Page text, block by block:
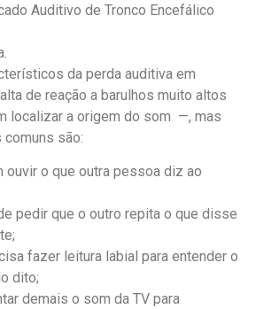
Auditivo de Tronco Encefálico
da perda auditiva em
de reação a barulhos muito altos
localizar a origem do som —, mas
são:
ouvir o que outra pessoa diz ao
pedir que o outro repita o que disse
fazer leitura labial para entender o
dito;
demais o som da TV para